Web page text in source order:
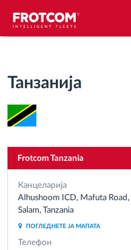
Анализа на возачкото
Следење на
Контрола на пристап
Танзанија
Frotcom Tanzania
Канцеларија
Alhushoom ICD, Mafuta Road,
Salam, Tanzania
ПОГЛЕДНЕТЕ ЈА МАПАТА
Телефон